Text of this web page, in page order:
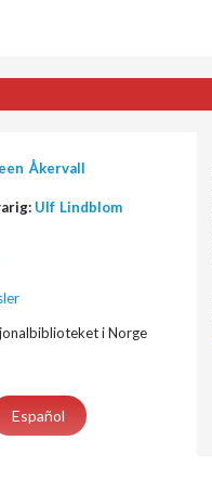
Åkervall
Ulf Lindblom
i Norge
Español